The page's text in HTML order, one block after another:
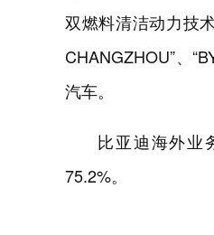
双燃料清洁动力技
CHANGZHOU”、
汽车。
比亚迪海外业
75.2%。